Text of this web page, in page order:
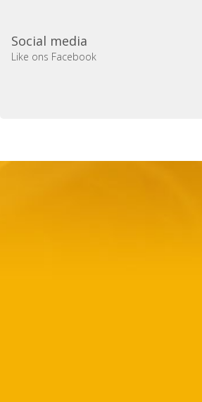
Social media
Like ons Facebook